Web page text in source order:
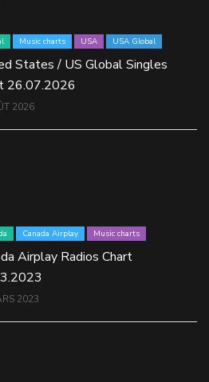
Music charts USA USA Global
States / US Global Singles
26.07.2026
2026
Canada Airplay Music charts
Airplay Radios Chart
2023